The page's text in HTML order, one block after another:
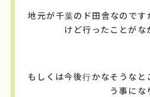
地元が千葉のド田舎なのです
けど行ったことがな
もしくは今後行かなそうなと
う事にな